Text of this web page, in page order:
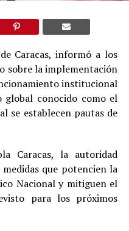
Caracas, informó a los
sobre la implementación
institucional
conocido como el
se establecen pautas de
Caracas, la autoridad
que potencien la
Nacional y mitiguen el
para los próximos